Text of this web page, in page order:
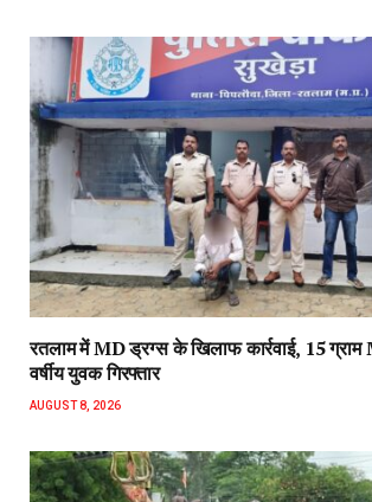
रतलाम में MD ड्रग्स के खिलाफ कार्रवाई, 15
वर्षीय युवक गिरफ्तार
AUGUST 8, 2026